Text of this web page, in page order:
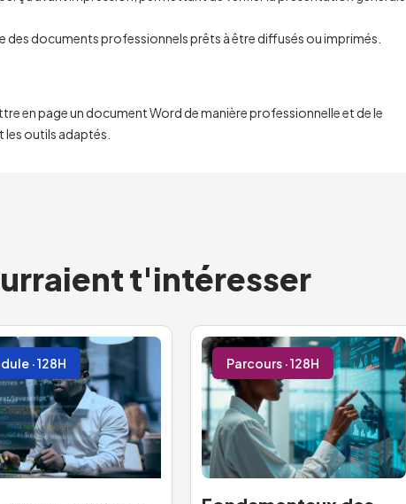
documents professionnels prêts à être diffusés ou imprimés.
en page un document Word de manière professionnelle et de le
outils adaptés.
t'intéresser
· 128H Parcours · 128H